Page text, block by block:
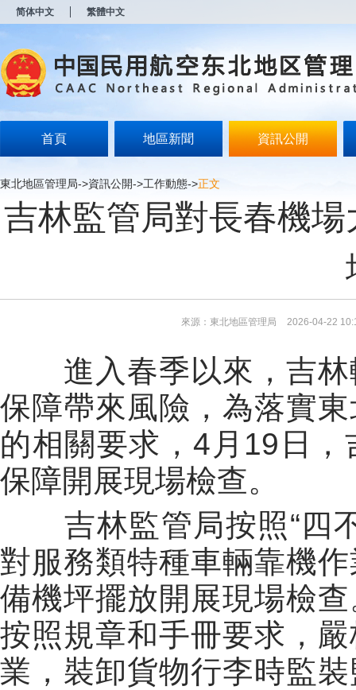
简体中文 繁體中文
首頁 地區新聞 資訊公開
東北地區管理局->資訊公開->工作動態->正文
吉林監管局對長春機
來源：東北地區管理局 2026-04-22
進入春季以來，吉林
保障帶來風險，為落實
的相關要求，4月19日
保障開展現場檢查。
吉林監管局按照“四不
對服務類特種車輛靠機
備機坪擺放開展現場檢
按照規章和手冊要求，
業，裝卸貨物行李時監
开
无
障
说
按
Alt
加
波
浪